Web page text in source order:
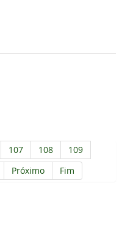
107 108
109
Próximo Fim